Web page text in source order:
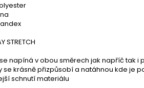
STRETCH
napíná v obou směrech jak napříč tak
se krásně přizpůsobí a natáhnou kde je
schnutí materiálu